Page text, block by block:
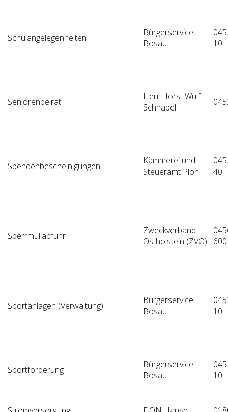
Schulangelegenheiten
Bürgerservice
Bosau
10
Seniorenbeirat
Herr Horst Wulf-
Schnabel
Spendenbescheinigungen
Kämmerei und
Steueramt Plön
40
Sperrmüllabfuhr
Zweckverband
Ostholstein (ZVO)
600
Sportanlagen (Verwaltung)
Bürgerservice
Bosau
10
Sportförderung
Bürgerservice
Bosau
10